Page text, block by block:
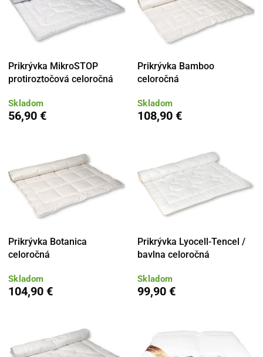
Prikrývka MikroSTOP
protiroztočová celoročná
Skladom
56,90 €
Prikrývka Bamboo
celoročná
Skladom
108,90 €
Prikrývka Botanica
celoročná
Skladom
104,90 €
Prikrývka Lyocell-Tencel /
bavlna celoročná
Skladom
99,90 €